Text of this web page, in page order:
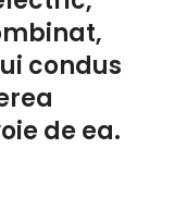
condus
de ea.